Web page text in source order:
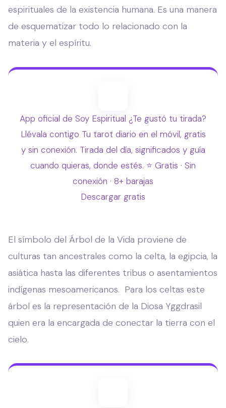
espirituales de la existencia humana. Es una manera
de esquematizar todo lo relacionado con la
materia y el espíritu.
App oficial de Soy Espiritual ¿Te gustó tu tirada?
Llévala contigo Tu tarot diario en el móvil, gratis
y sin conexión. Tirada del día, significados y guía
cuando quieras, donde estés. ⭐ Gratis · Sin
conexión · 8+ barajas
Descargar gratis
El símbolo del Árbol de la Vida proviene de
culturas tan ancestrales como la celta, la egipcia, la
asiática hasta las diferentes tribus o asentamientos
indígenas mesoamericanos. Para los celtas este
árbol es la representación de la Diosa Yggdrasil
quien era la encargada de conectar la tierra con el
cielo.